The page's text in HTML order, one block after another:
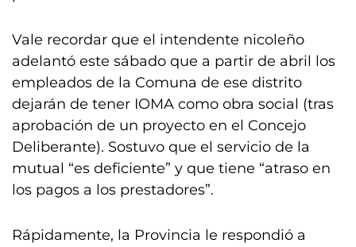
Vale recordar que el intendente nicoleño
adelantó este sábado que a partir de abril los
empleados de la Comuna de ese distrito
dejarán de tener IOMA como obra social (tras
aprobación de un proyecto en el Concejo
Deliberante). Sostuvo que el servicio de la
mutual “es deficiente” y que tiene “atraso en
los pagos a los prestadores”.
Rápidamente, la Provincia le respondió a